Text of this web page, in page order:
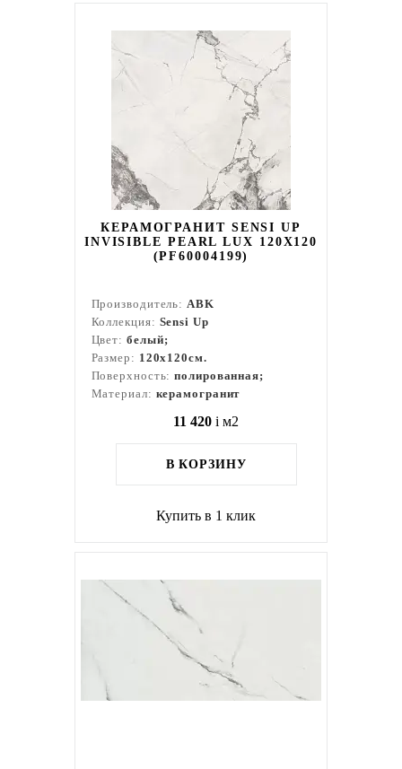
КЕРАМОГРАНИТ SENSI UP
INVISIBLE PEARL LUX 120X120
(PF60004199)
Производитель:ABK
Коллекция: Sensi Up
Цвет: белый;
Размер: 120x120см.
Поверхность:полированная;
Материал: керамогранит
11 420 i м2
В КОРЗИНУ
Купить в 1 клик